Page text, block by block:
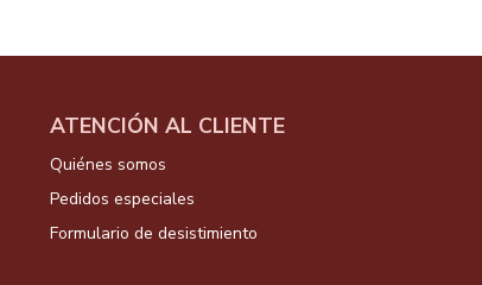
ATENCIÓN AL CLIENTE
Quiénes somos
Pedidos especiales
Formulario de desistimiento